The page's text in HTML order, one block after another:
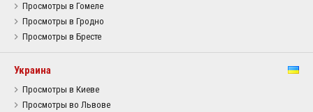
Просмотры в Гомеле
Просмотры в Гродно
Просмотры в Бресте
Украина
Просмотры в Киеве
Просмотры во Львове